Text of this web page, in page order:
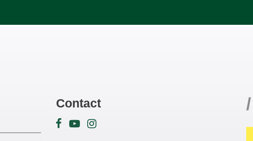
Contact /